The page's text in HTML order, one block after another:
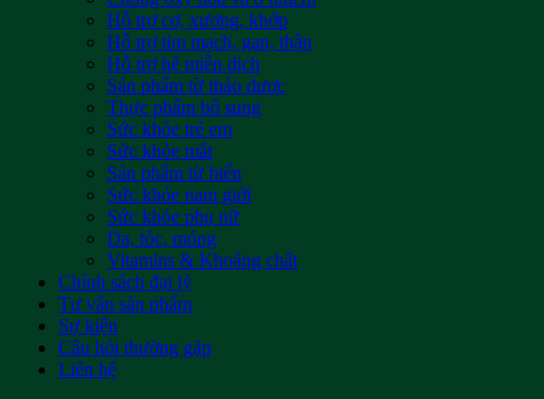
Hỗ trợ cơ, xương, khớp
Hỗ trợ tim mạch, gan, thận
Hỗ trợ hệ miễn dịch
Sản phẩm từ thảo dược
Thực phẩm bổ sung
Sức khỏe trẻ em
Sức khỏe mắt
Sản phẩm từ biển
Sức khỏe nam giới
Sức khỏe phụ nữ
Da, tóc, móng
Vitamins & Khoáng chất
Chính sách đại lý
Tư vấn sản phẩm
Sự kiện
Câu hỏi thường gặp
Liên hệ